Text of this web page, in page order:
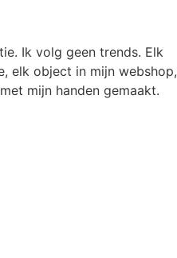
Ik volg geen trends. Elk
elk object in mijn webshop,
mijn handen gemaakt.